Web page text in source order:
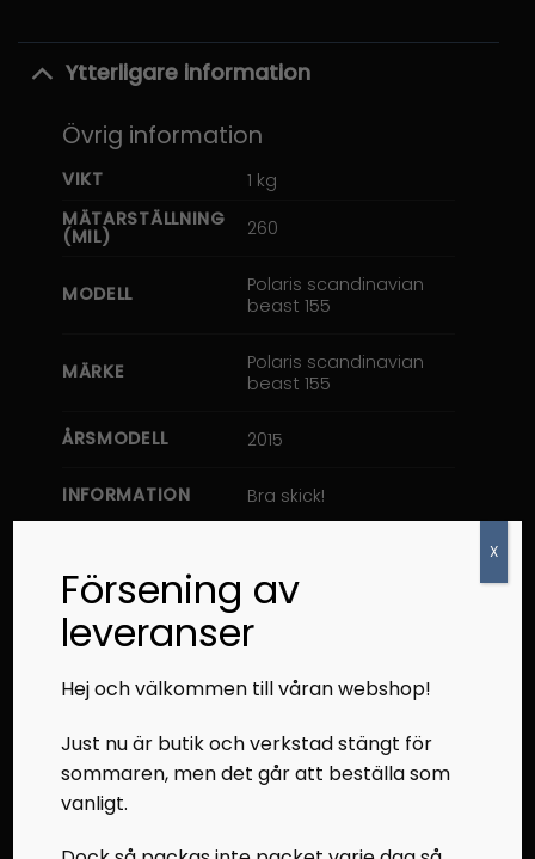
Ytterligare information
Övrig information
VIKT
1 kg
MÄTARSTÄLLNING
(MIL) 260
MODELL
Polaris scandinavian
beast 155
MÄRKE
Polaris scandinavian
beast 155
ÅRSMODELL 2015
INFORMATION Bra skick!
Recensioner (0)
RELATERADE PRODUKTER
Försening av
leveranser
Hej och välkommen till våran webshop!
Just nu är butik och verkstad stängt för
sommaren, men det går att beställa som
vanligt.
X